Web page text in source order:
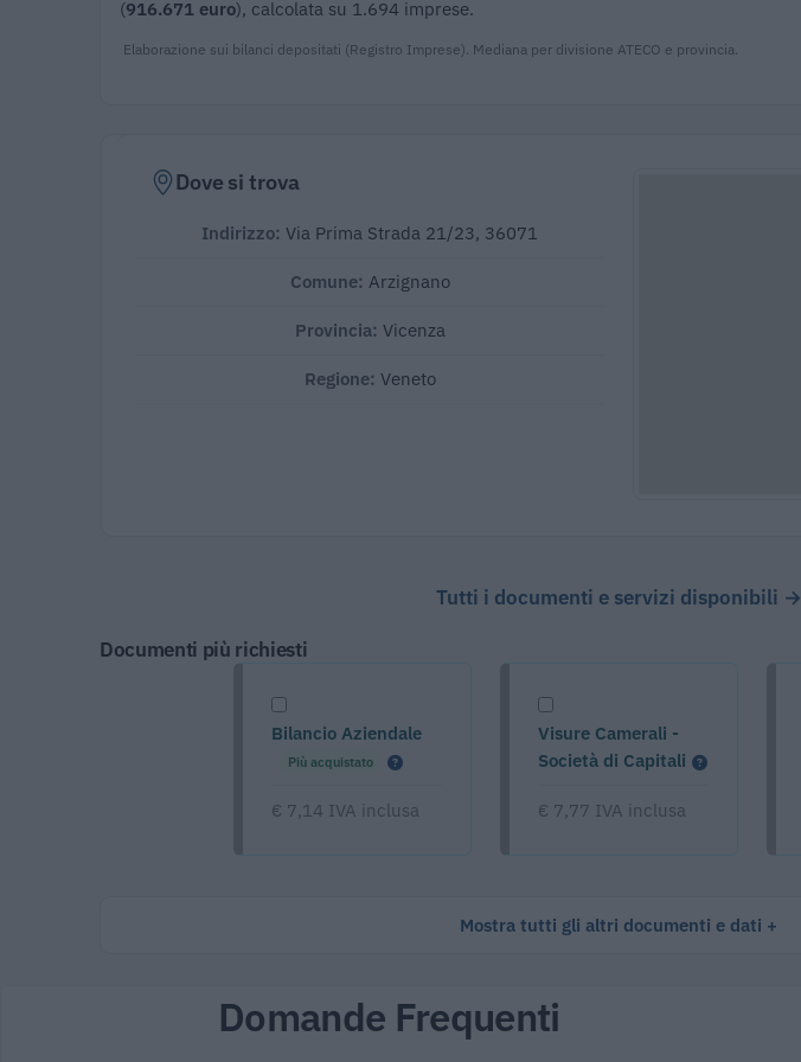
(916.671 euro), calcolata su 1.694 imprese.
Elaborazione sui bilanci depositati (Registro Imprese). Mediana per divisione ATECO e provincia.
Dove si trova
Indirizzo: Via Prima Strada 21/23, 36071
Comune: Arzignano
Provincia: Vicenza
Regione: Veneto
Tutti i documenti e servizi disponibili →
Documenti più richiesti
Bilancio Aziendale
Più acquistato
€ 7,14 IVA inclusa
Visure Camerali -
Società di Capitali
€ 7,77 IVA inclusa
Mostra tutti gli altri documenti e dati
Domande Frequenti